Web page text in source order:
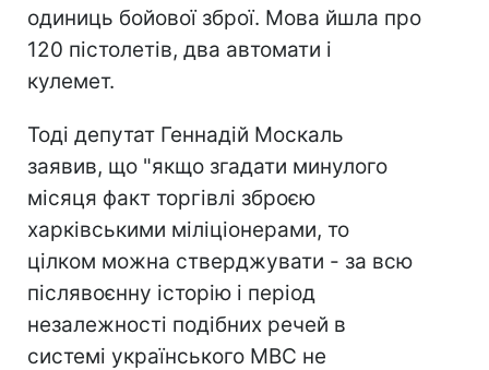
одиниць бойової зброї. Мова йшла про
120 пістолетів, два автомати і
кулемет.
Тоді депутат Геннадій Москаль
заявив, що "якщо згадати минулого
місяця факт торгівлі зброєю
харківськими міліціонерами, то
цілком можна стверджувати - за всю
післявоєнну історію і період
незалежності подібних речей в
системі українського МВС не